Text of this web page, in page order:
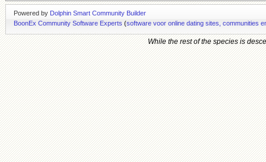
Powered by Dolphin Smart Community Builder
BoonEx Community Software Experts (software voor online dating sites, communities
While the rest of the species is